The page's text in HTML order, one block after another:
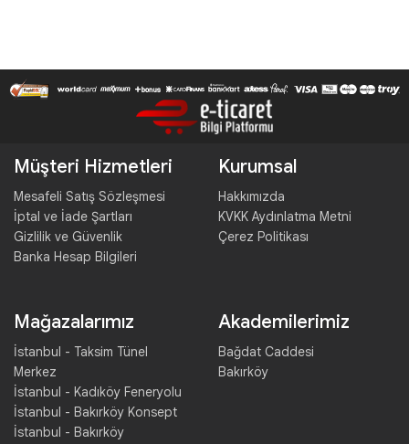
Müşteri Hizmetleri
Mesafeli Satış Sözleşmesi
İptal ve İade Şartları
Gizlilik ve Güvenlik
Banka Hesap Bilgileri
Kurumsal
Hakkımızda
KVKK Aydınlatma Metni
Çerez Politikası
Mağazalarımız
İstanbul - Taksim Tünel
Merkez
İstanbul - Kadıköy Feneryolu
İstanbul - Bakırköy Konsept
İstanbul - Bakırköy
Akademilerimiz
Bağdat Caddesi
Bakırköy